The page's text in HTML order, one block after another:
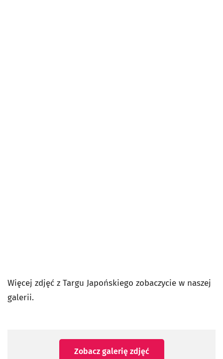
Więcej zdjęć z Targu Japońskiego zobaczycie w naszej
galerii.
Zobacz galerię zdjęć